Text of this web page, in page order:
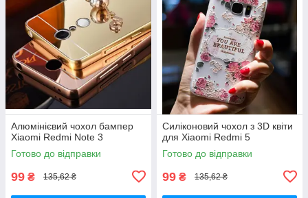
Алюмінієвий чохол бампер
Xiaomi Redmi Note 3
Готово до відправки
99 ₴ 135,62 ₴
Силіконовий чохол з 3D квіти
для Xiaomi Redmi 5
Готово до відправки
99 ₴ 135,62 ₴